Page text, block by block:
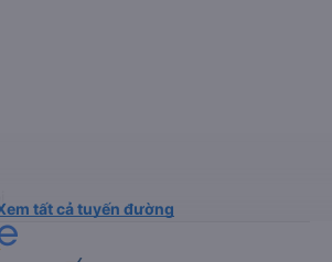
tất cả tuyến đường